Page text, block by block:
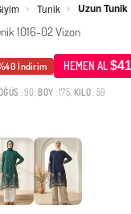
> Tunik > Uzun Tunik
1016-02 Vizon
İndirim HEMEN AL
: 90, BOY : 175, KILO: 59